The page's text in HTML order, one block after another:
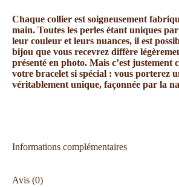
Chaque collier est soigneusement
main. Toutes les perles étant uniques
leur couleur et leurs nuances, il est
bijou que vous recevrez diffère
présenté en photo. Mais c’est justement
votre bracelet si spécial : vous porterez
véritablement unique, façonnée par la
Informations complémentaires
Avis (0)